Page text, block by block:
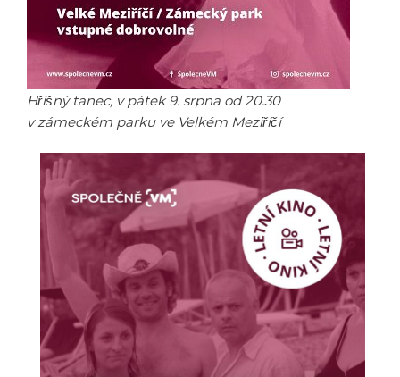
Hříšný tanec, v pátek 9. srpna od 20.30
v zámeckém parku ve Velkém Meziříčí